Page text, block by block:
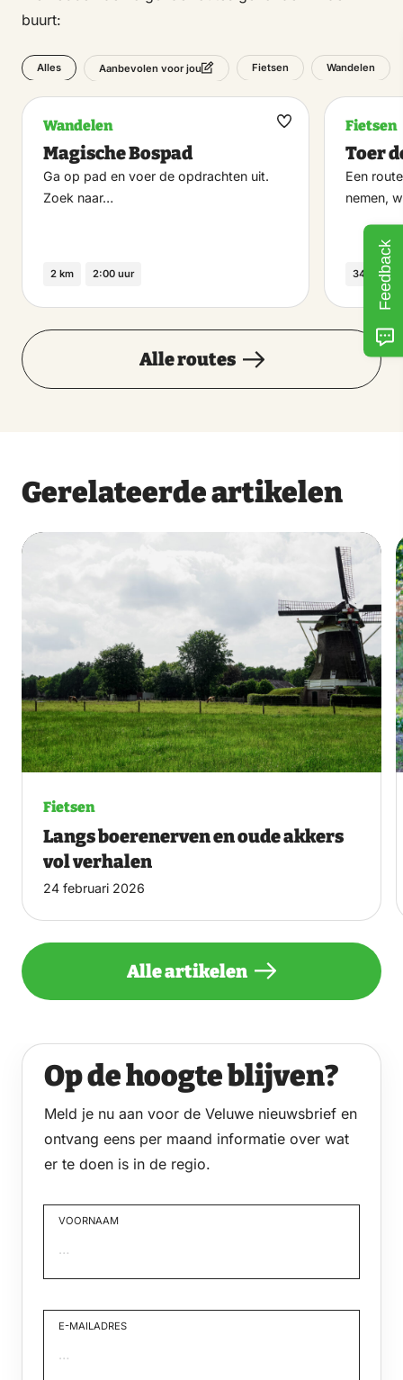
buurt:
Alles Aanbevolen voor jou Fietsen Wandelen
Wandelen
Magische Bospad
Ga op pad en voer de opdrachten uit.
Zoek naar…
2 km 2:00 uur
Maak
Fietsen
Toer
Een
nemen,
34 km
Alle routes
Gerelateerde artikelen
Fietsen
Langs boerenerven en oude akkers
vol verhalen
24 februari 2026
Alle artikelen
Op de hoogte blijven?
Meld je nu aan voor de Veluwe nieuwsbrief en
ontvang eens per maand informatie over wat
er te doen is in de regio.
VOORNAAM
E-MAILADRES
Feedback